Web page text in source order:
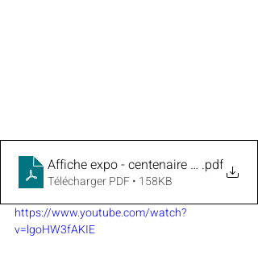
Affiche expo - centenaire - GMP -
.pdf
Télécharger PDF • 158KB
https://www.youtube.com/watch?
v=lgoHW3fAKIE